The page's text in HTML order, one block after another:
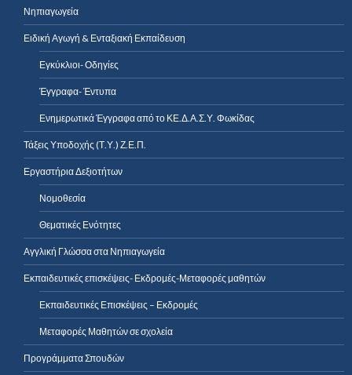
Νηπιαγωγεία
Ειδική Αγωγή & Ενταξιακή Εκπαίδευση
Εγκύκλιοι- Οδηγίες
Έγγραφα- Έντυπα
Ενημερωτικά Έγγραφα από το ΚΕ.Δ.Α.Σ.Υ. Φωκίδας
Τάξεις Υποδοχής (Τ.Υ.) Ζ.Ε.Π.
Εργαστήρια Δεξιοτήτων
Νομοθεσία
Θεματικές Ενότητες
Αγγλική Γλώσσα στα Νηπιαγωγεία
Εκπαιδευτικές επισκέψεις- Εκδρομές-Μεταφορές μαθητών
Εκπαιδευτικές Επισκέψεις – Εκδρομές
Μεταφορές Μαθητών σε σχολεία
Προγράμματα Σπουδών